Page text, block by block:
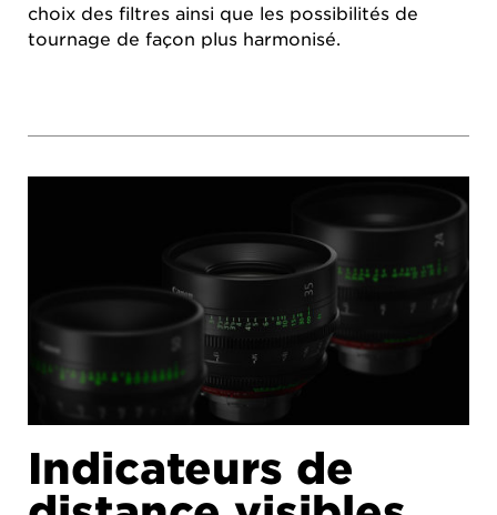
choix des filtres ainsi que les possibilités de
tournage de façon plus harmonisé.
Indicateurs de